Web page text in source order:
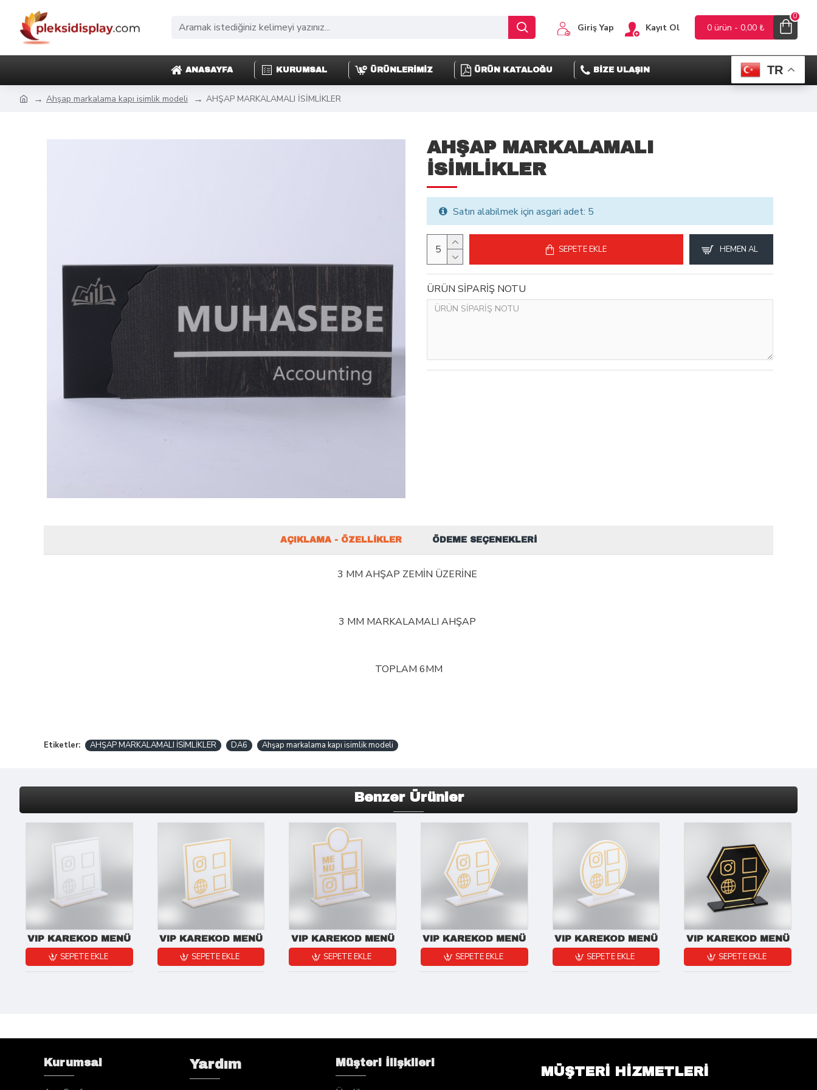
TR
Giriş Yap Kayıt Ol 0 ürün - 0,00 ₺
0
ANASAYFA KURUMSAL ÜRÜNLERİMİZ ÜRÜN KATALOĞU BİZE ULAŞIN
Ahşap markalama kapı isimlik modeli AHŞAP MARKALAMALI İSİMLİKLER
AHŞAP MARKALAMALI
İSİMLİKLER
ÜRÜN SİPARİŞ NOTU
SEPETE EKLE HEMEN AL
Satın alabilmek için asgari adet: 5
AÇIKLAMA - ÖZELLIKLER ÖDEME SEÇENEKLERI
3 MM AHŞAP ZEMİN ÜZERİNE
3 MM MARKALAMALI AHŞAP
TOPLAM 6MM
Etiketler: AHŞAP MARKALAMALI İSİMLİKLER DA6 Ahşap markalama kapı isimlik modeli
Benzer Ürünler
VIP KAREKOD MENÜ
SEPETE EKLE
VIP KAREKOD MENÜ
SEPETE EKLE
VIP KAREKOD MENÜ
SEPETE EKLE
VIP KAREKOD MENÜ
SEPETE EKLE
VIP KAREKOD MENÜ
SEPETE EKLE
VIP KAREKOD MENÜ
SEPETE EKLE
Kurumsal Yardım Müşteri İlişkileri
MÜŞTERİ HİZMETLERİ